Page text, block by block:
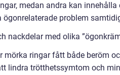
medan andra kan
ögonrelaterade problem
nackdelar med olika
mörka ringar fått både beröm
lindra trötthetssymtom och